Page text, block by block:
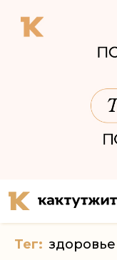
Тег: здоровье